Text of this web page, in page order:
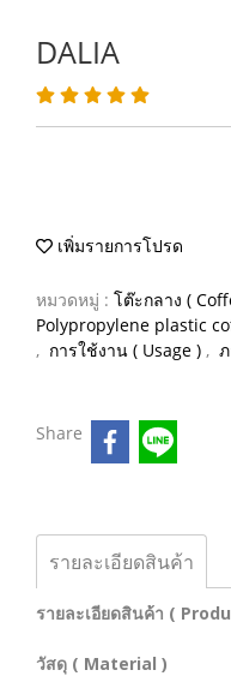
DALIA
เพิ่มรายการโปรด
หมวดหมู่ : โต๊ะกลาง (
Polypropylene plastic
, การใช้งาน ( Usage ) ,
Share
รายละเอียดสินค้า
รายละเอียดสินค้า (
วัสดุ ( Material )